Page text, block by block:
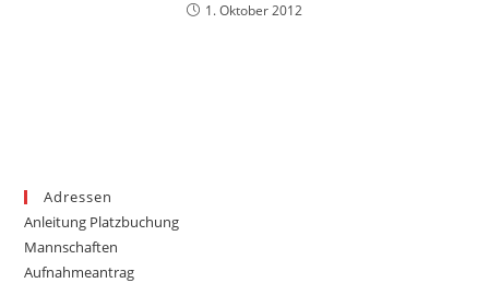
1. Oktober 2012
Adressen
Anleitung Platzbuchung
Mannschaften
Aufnahmeantrag